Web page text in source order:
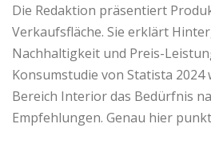
Die Redaktion präsentiert
Verkaufsfläche. Sie erklärt
Nachhaltigkeit und Preis-
Konsumstudie von Statista 2024
Bereich Interior das Bedürfnis
Empfehlungen. Genau hier